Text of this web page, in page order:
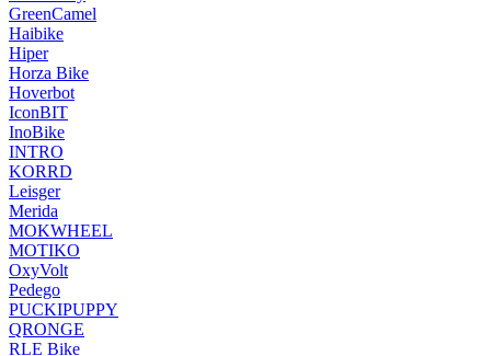
GreenCamel
Haibike
Hiper
Horza Bike
Hoverbot
IconBIT
InoBike
INTRO
KORRD
Leisger
Merida
MOKWHEEL
MOTIKO
OxyVolt
Pedego
PUCKIPUPPY
QRONGE
RLE Bike